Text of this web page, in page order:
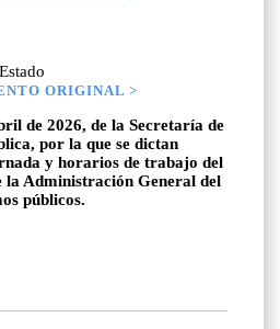
ORIGINAL >
de 2026, de la Secretaría de
por la que se dictan
y horarios de trabajo del
la Administración General del
públicos.